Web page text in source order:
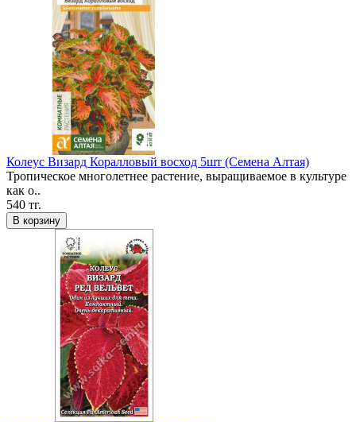
Колеус Визард Коралловый восход 5шт (Семена Алтая)
Тропическое многолетнее растение, выращиваемое в культуре
как о..
540 тг.
В корзину